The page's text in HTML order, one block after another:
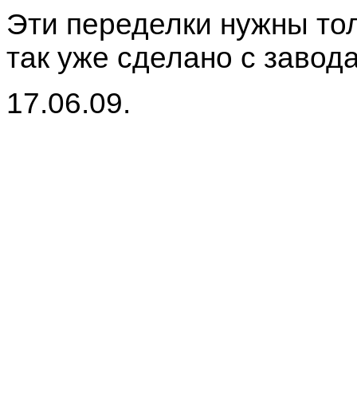
Эти переделки нужны
так уже сделано с
17.06.09.